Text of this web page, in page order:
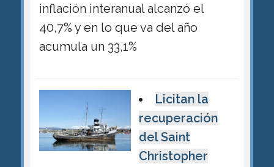
inflación interanual alcanzó el
40,7% y en lo que va del año
acumula un 33,1%
Licitan la
recuperación
del Saint
Christopher